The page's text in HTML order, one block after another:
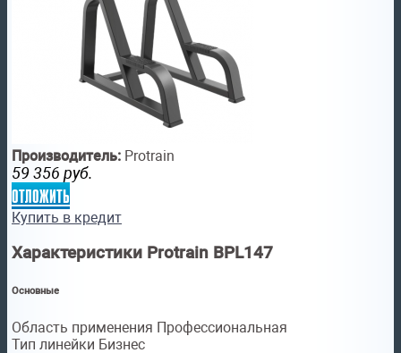
Производитель: Protrain
59 356 руб.
отложить
Купить в кредит
Характеристики Protrain BPL147
Основные
Область применения Профессиональная
Тип линейки Бизнес